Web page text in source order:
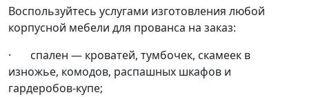
Воспользуйтесь услугами изготовления любой
корпусной мебели для прованса на заказ:
· спален — кроватей, тумбочек, скамеек в
изножье, комодов, распашных шкафов и
гардеробов-купе;